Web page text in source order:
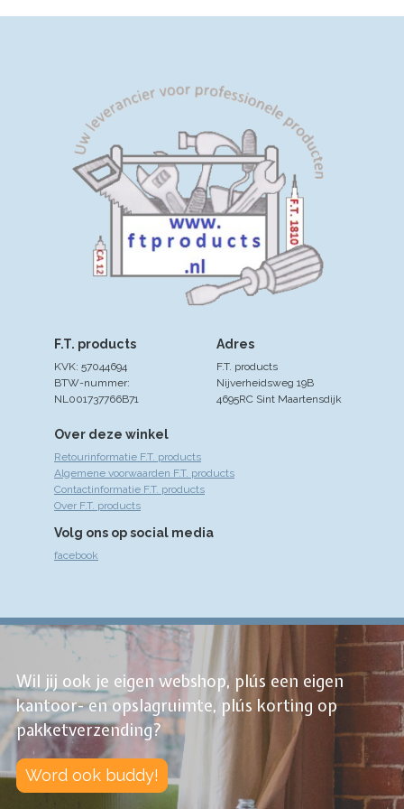
Over deze winkel
Retourinformatie F.T. products
Algemene voorwaarden F.T. products
Contactinformatie F.T. products
Over F.T. products
Volg ons op social media
facebook
Adres
F.T. products
Nijverheidsweg 19B
4695RC Sint Maartensdijk
F.T. products
KVK: 57044694
BTW-nummer:
NL001737766B71
Wil jij ook je eigen webshop, plús een eigen
kantoor- en opslagruimte, plús korting op
pakketverzending?
Word ook buddy!